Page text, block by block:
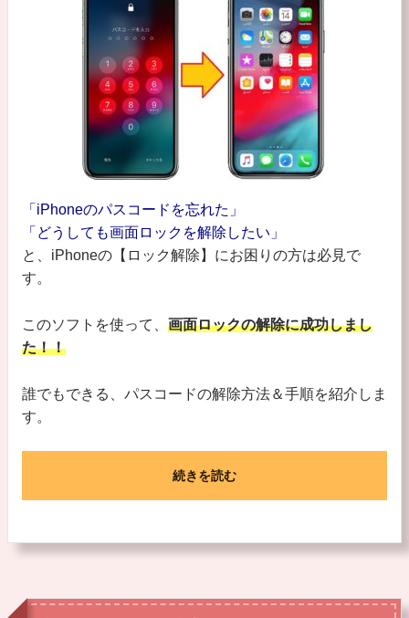
「iPhoneのパスコードを忘れた」
「どうしても画面ロックを解除したい」
と、iPhoneの【ロック解除】にお困りの方は必見で
す。
このソフトを使って、 画面ロックの解除に成功しまし
た！！
誰でもできる、パスコードの解除方法＆手順を紹介しま
す。
続きを読む